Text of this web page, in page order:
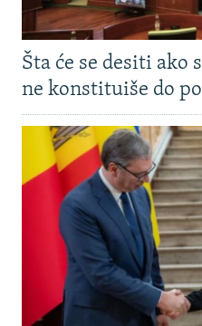
Šta će se desiti ako
ne konstituiše do